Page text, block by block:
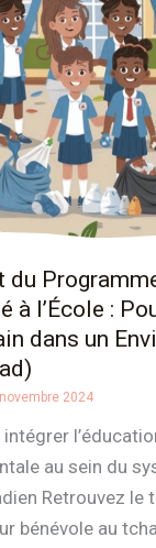
du
à l’École :
dans un
2024
au sein du
Retrouvez le
bénévole au